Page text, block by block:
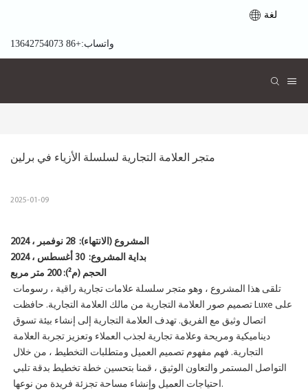
لغة
واتساب:+86 13642754073
متجر العلامة التجارية لسلسلة الأزياء في برلين
2025-01-09
المشروع (الانتهاء): 28 نوفمبر ، 2024
بداية المشروع: 30 أغسطس ، 2024
الحجم (م²): 200 متر مربع
تلقى هذا المشروع ، وهو متجر سلسلة علامات تجارية راقية ، رسومات
تصميم صور العلامة التجارية من مالك العلامة التجارية. حافظت Luxe على
اتصال وثيق مع الفريق. تهدف العلامة التجارية إلى إنشاء بيئة تسوق
ديناميكية ومريحة وعلامة تجارية لجذب العملاء وتعزيز تجربة العلامة
التجارية. فهم مفهوم تصميم العميل ومتطلبات التخطيط ، من خلال
التواصل المستمر والتعاون الوثيق ، قمنا بتحسين خطة تخطيط بدقة تلبي
احتياجات العميل وإنشاء مساحة تجزئة فريدة من نوعها.